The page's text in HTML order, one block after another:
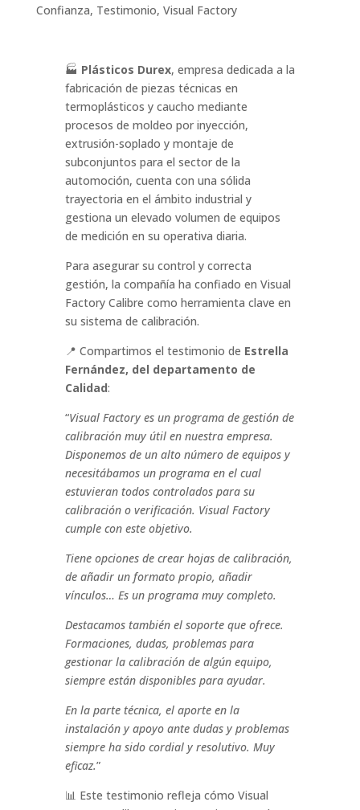
Confianza, Testimonio, Visual Factory
🏭 Plásticos Durex, empresa dedicada a la
fabricación de piezas técnicas en
termoplásticos y caucho mediante
procesos de moldeo por inyección,
extrusión-soplado y montaje de
subconjuntos para el sector de la
automoción, cuenta con una sólida
trayectoria en el ámbito industrial y
gestiona un elevado volumen de equipos
de medición en su operativa diaria.
Para asegurar su control y correcta
gestión, la compañía ha confiado en Visual
Factory Calibre como herramienta clave en
su sistema de calibración.
📍 Compartimos el testimonio de Estrella
Fernández, del departamento de
Calidad:
“Visual Factory es un programa de gestión de
calibración muy útil en nuestra empresa.
Disponemos de un alto número de equipos y
necesitábamos un programa en el cual
estuvieran todos controlados para su
calibración o verificación. Visual Factory
cumple con este objetivo.
Tiene opciones de crear hojas de calibración,
de añadir un formato propio, añadir
vínculos… Es un programa muy completo.
Destacamos también el soporte que ofrece.
Formaciones, dudas, problemas para
gestionar la calibración de algún equipo,
siempre están disponibles para ayudar.
En la parte técnica, el aporte en la
instalación y apoyo ante dudas y problemas
siempre ha sido cordial y resolutivo. Muy
eficaz.”
📊 Este testimonio refleja cómo Visual